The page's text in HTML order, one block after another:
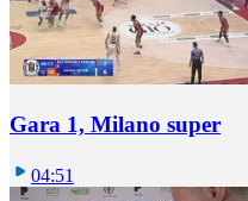
Gara 1, Milano super
04:51